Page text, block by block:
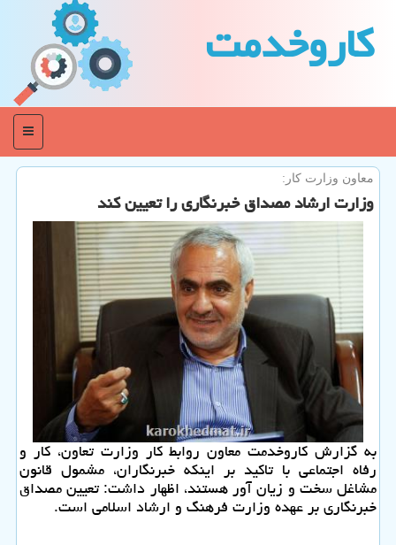
كاروخدمت
منو
معاون وزارت كار:
وزارت ارشاد مصداق خبرنگاری را تعیین كند
به گزارش كاروخدمت معاون روابط كار وزارت تعاون، كار و
رفاه اجتماعی با تاكید بر اینكه خبرنگاران، مشمول قانون
مشاغل سخت و زیان آور هستند، اظهار داشت: تعیین مصداق
خبرنگاری بر عهده وزارت فرهنگ و ارشاد اسلامی است.